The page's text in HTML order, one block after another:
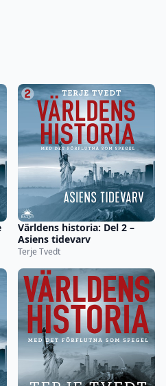
Världens historia: Del 2 –
Asiens tidevarv
Terje Tvedt